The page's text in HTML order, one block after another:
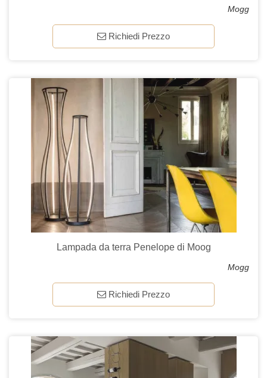
Mogg
Richiedi Prezzo
Lampada da terra Penelope di Moog
Mogg
Richiedi Prezzo